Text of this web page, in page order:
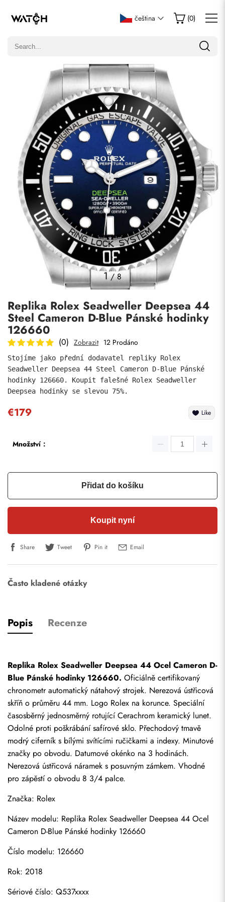
čeština (0)
1/8
Replika Rolex Seadweller Deepsea 44
Steel Cameron D-Blue Pánské hodinky
126660
(0) Zobrazit 12 Prodáno
Stojíme jako přední dodavatel repliky Rolex
Seadweller Deepsea 44 Steel Cameron D-Blue Pánské
hodinky 126660. Koupit falešné Rolex Seadweller
Deepsea hodinky se slevou 75%.
€179 Like
Množství：
Přidat do košíku
Koupit nyní
Share Tweet Pin it Email
Často kladené otázky
Popis Recenze
Replika Rolex Seadweller Deepsea 44 Ocel Cameron D-
Blue Pánské hodinky 126660. Oficiálně certifikovaný
chronometr automatický nátahový strojek. Nerezová ústřicová
skříň o průměru 44 mm. Logo Rolex na korunce. Speciální
časosběrný jednosměrný rotující Cerachrom keramický lunet.
Odolné proti poškrábání safírové sklo. Přechodový tmavě
modrý ciferník s bílými svítícími ručičkami a indexy. Minutové
značky po obvodu. Datumové okénko na 3 hodinách.
Nerezová ústřicová náramek s posuvným zámkem. Vhodné
pro zápěstí o obvodu 8 3/4 palce.
Značka: Rolex
Název modelu: Replika Rolex Seadweller Deepsea 44 Ocel
Cameron D-Blue Pánské hodinky 126660
Číslo modelu: 126660
Rok: 2018
Sériové číslo: Q537xxxx
Napsat recenzi
Pouze zákazníci, kteří zakoupili tuto položku, mohou napsat
Komentáře
Odeslat